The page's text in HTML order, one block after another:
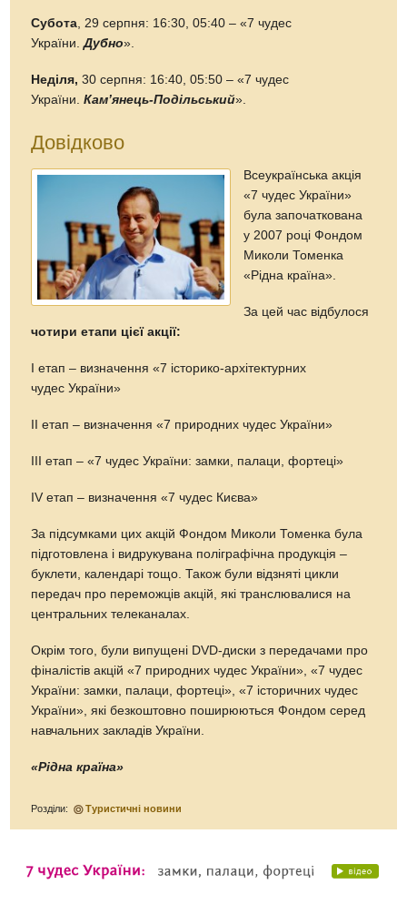
Субота , 29 серпня: 16:30, 05:40 – «7 чудес
України.Дубно».
Неділя, 30 серпня: 16:40, 05:50 – «7 чудес
України.Кам’янець-Подільський».
Довідково
Всеукраїнська акція
«7 чудес України»
була започаткована
у 2007 році Фондом
Миколи Томенка
«Рідна країна».
За цей час відбулося
чотири етапи цієї акції:
І етап – визначення «7 історико-архітектурних
чудес України»
ІІ етап – визначення «7 природних чудес України»
ІІІ етап – «7 чудес України: замки, палаци, фортеці»
ІV етап – визначення «7 чудес Києва»
За підсумками цих акцій Фондом Миколи Томенка була
підготовлена і видрукувана поліграфічна продукція –
буклети, календарі тощо. Також були відзняті цикли
передач про переможців акцій, які транслювалися на
центральних телеканалах.
Окрім того, були випущені DVD-диски з передачами про
фіналістів акцій «7 природних чудес України», «7 чудес
України: замки, палаци, фортеці», «7 історичних чудес
України», які безкоштовно поширюються Фондом серед
навчальних закладів України.
«Рідна країна»
Розділи: Туристичні новини